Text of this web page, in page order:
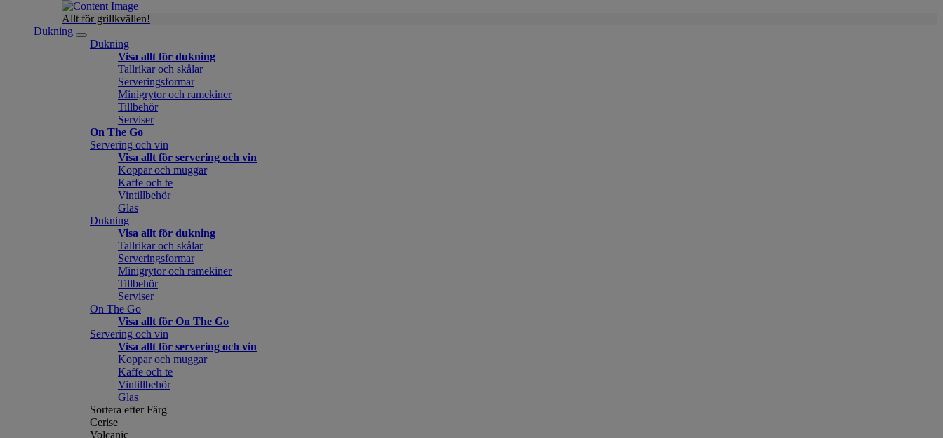
Allt för grillkvällen!
Dukning
Dukning
Visa allt för dukning
Tallrikar och skålar
Serveringsformar
Minigrytor och ramekiner
Tillbehör
Serviser
On The Go
Servering och vin
Visa allt för servering och vin
Koppar och muggar
Kaffe och te
Vintillbehör
Glas
Dukning
Visa allt för dukning
Tallrikar och skålar
Serveringsformar
Minigrytor och ramekiner
Tillbehör
Serviser
On The Go
Visa allt för On The Go
Servering och vin
Visa allt för servering och vin
Koppar och muggar
Kaffe och te
Vintillbehör
Glas
Sortera efter Färg
Cerise
Volcanic